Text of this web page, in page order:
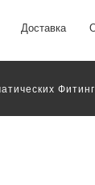
Доставка